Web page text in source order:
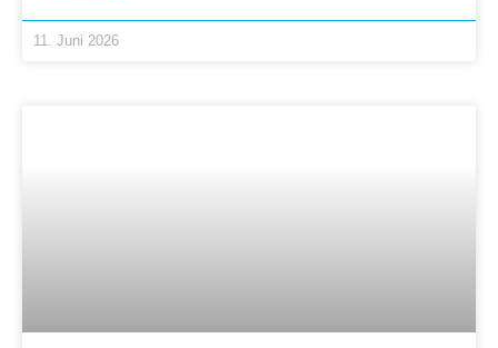
11. Juni 2026